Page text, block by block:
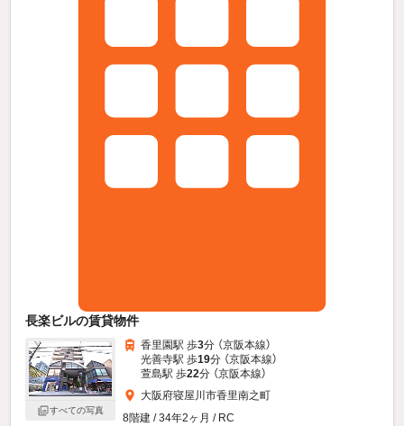
長楽ビルの賃貸物件
すべての写真
香里園駅 歩3分 （京阪本線）
光善寺駅 歩19分 （京阪本線）
萱島駅 歩22分 （京阪本線）
大阪府寝屋川市香里南之町
8階建 / 34年2ヶ月 / RC